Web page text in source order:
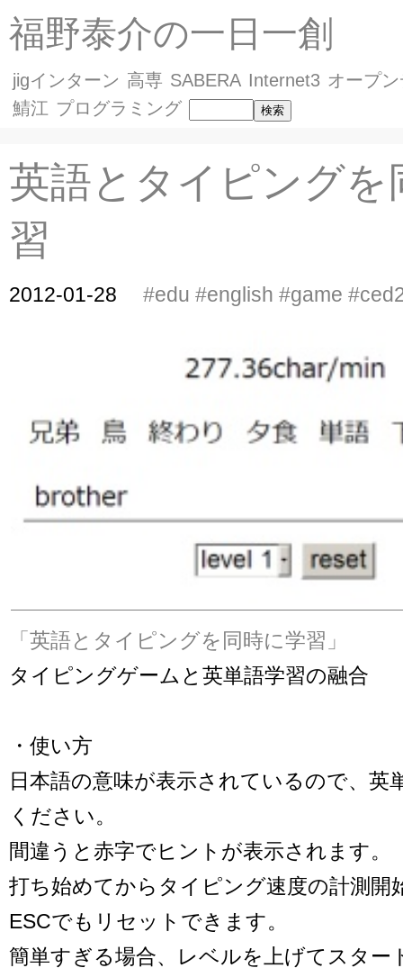
福野泰介の一日一創
jigインターン 高専 SABERA Internet3 オープ
鯖江 プログラミング
英語とタイピングを
習
2012-01-28 #edu #english #game
「英語とタイピングを同時に学習」
タイピングゲームと英単語学習の融合
・使い方
日本語の意味が表示されているので、英
ください。
間違うと赤字でヒントが表示されます。
打ち始めてからタイピング速度の計測開
ESCでもリセットできます。
簡単すぎる場合、レベルを上げてスター